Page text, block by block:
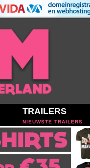
TRAILERS
NIEUWSTE TRAILERS